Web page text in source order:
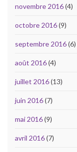
novembre 2016(4)
octobre 2016(9)
septembre 2016(6)
août 2016(4)
juillet 2016(13)
juin 2016(7)
mai 2016(9)
avril 2016(7)